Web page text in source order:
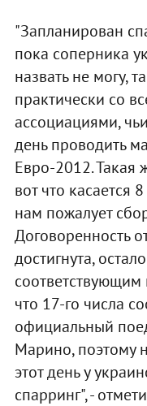
"Запланирован
пока соперника
назвать не могу,
практически со
ассоциациями,
день проводить
Евро-2012. Такая
вот что касается
нам пожалует
Договоренность
достигнута,
соответствующим
что 17-го числа
официальный
Марино, поэтому
этот день у
спарринг", -